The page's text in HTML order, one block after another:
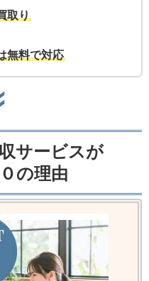
取り
無料で対応
サービスが
の理由